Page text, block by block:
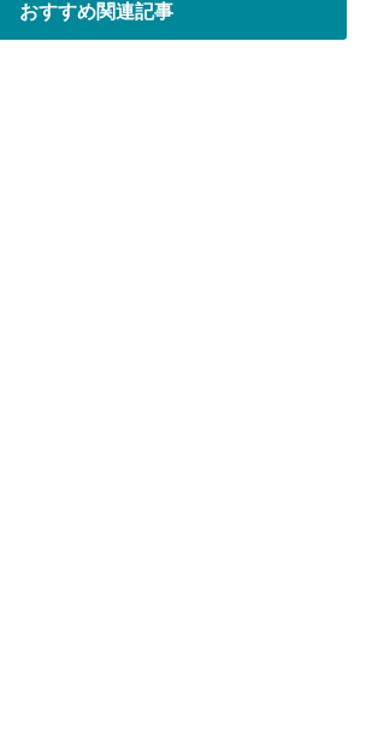
おすすめ関連記事